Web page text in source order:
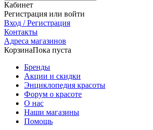
Кабинет
Регистрация или войти
Вход / Регистрация
Контакты
Адреса магазинов
КорзинаПока пуста
Бренды
Акции и скидки
Энциклопедия красоты
Форум о красоте
О нас
Наши магазины
Помощь